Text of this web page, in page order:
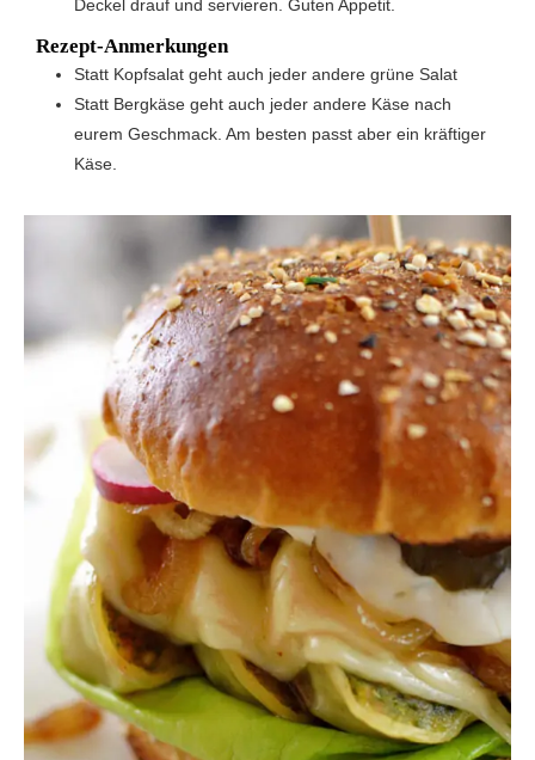
Deckel drauf und servieren. Guten Appetit.
Rezept-Anmerkungen
Statt Kopfsalat geht auch jeder andere grüne Salat
Statt Bergkäse geht auch jeder andere Käse nach
eurem Geschmack. Am besten passt aber ein kräftiger
Käse.